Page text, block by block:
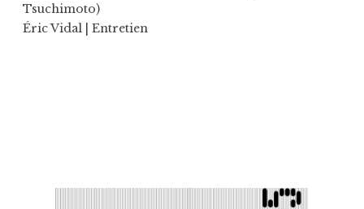
Tsuchimoto)
Éric Vidal
| Entretien